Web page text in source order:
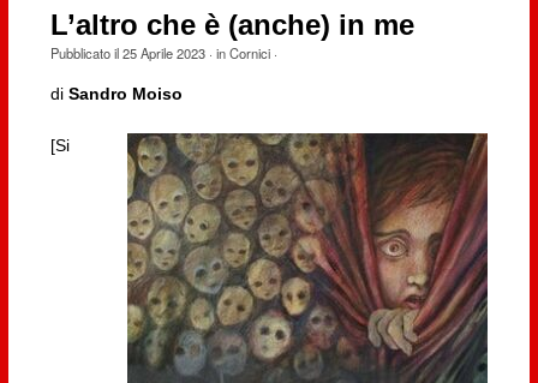
L’altro che è (anche) in me
Pubblicato il25 Aprile 2023· inCornici·
di Sandro Moiso
[Si